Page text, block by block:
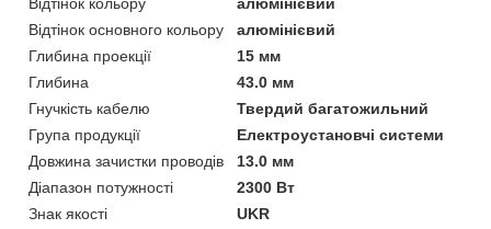
Відтінок основного кольору
алюмінієвий
Глибина проекції
15 мм
Глибина
43.0 мм
Гнучкість кабелю
Твердий багатожильний
Група продукції
Електроустановчі системи
Довжина зачистки проводів
13.0 мм
Діапазон потужності
2300 Вт
Знак якості
UKR